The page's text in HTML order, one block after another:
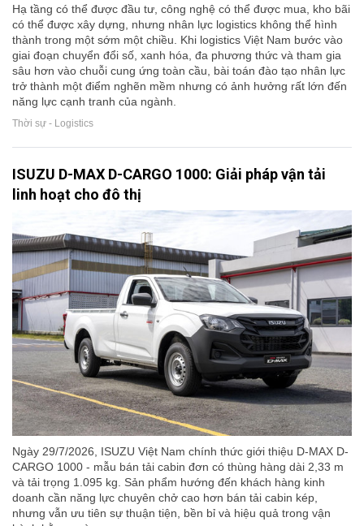
Hạ tầng có thể được đầu tư, công nghệ có thể được mua, kho bãi
có thể được xây dựng, nhưng nhân lực logistics không thể hình
thành trong một sớm một chiều. Khi logistics Việt Nam bước vào
giai đoạn chuyển đổi số, xanh hóa, đa phương thức và tham gia
sâu hơn vào chuỗi cung ứng toàn cầu, bài toán đào tạo nhân lực
trở thành một điểm nghẽn mềm nhưng có ảnh hưởng rất lớn đến
năng lực cạnh tranh của ngành.
Thời sự - Logistics
ISUZU D-MAX D-CARGO 1000: Giải pháp vận tải
linh hoạt cho đô thị
Ngày 29/7/2026, ISUZU Việt Nam chính thức giới thiệu D-MAX D-
CARGO 1000 - mẫu bán tải cabin đơn có thùng hàng dài 2,33 m
và tải trọng 1.095 kg. Sản phẩm hướng đến khách hàng kinh
doanh cần năng lực chuyên chở cao hơn bán tải cabin kép,
nhưng vẫn ưu tiên sự thuận tiện, bền bỉ và hiệu quả trong vận